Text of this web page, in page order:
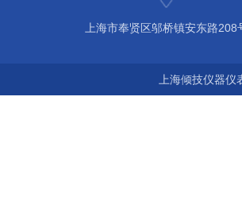
上海市奉贤区邬桥镇安东路208
上海倾技仪器